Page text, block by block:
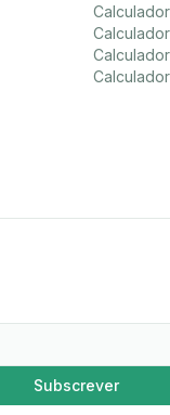
Subscrever